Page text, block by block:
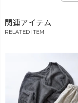
関連アイテム
RELATED ITEM